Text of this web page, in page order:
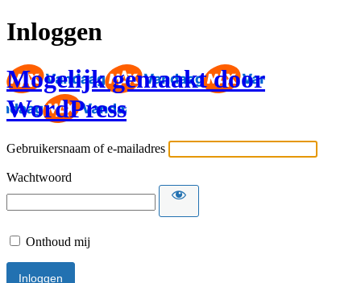
Inloggen
Mogelijk gemaakt door
WordPress
Gebruikersnaam of e-mailadres
Wachtwoord
Onthoud mij